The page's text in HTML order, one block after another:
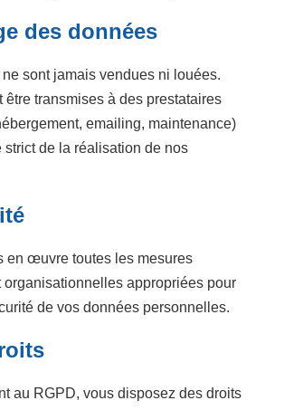
des données
sont jamais vendues ni louées.
être transmises à des prestataires
emailing, maintenance)
strict de la réalisation de nos
en œuvre toutes les mesures
organisationnelles appropriées pour
de vos données personnelles.
au RGPD, vous disposez des droits